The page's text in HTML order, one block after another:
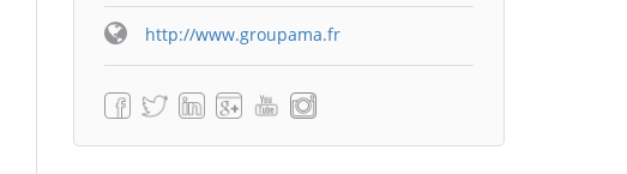
http://www.groupama.fr